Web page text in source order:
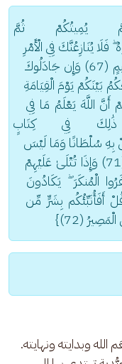
يُمِيتُكُمْ
يُنَازِعُنَّكَ فِي الْأَمْرِ
ۚ وَادْعُ إِلَىٰ رَبِّكَ ۖ إِنَّكَ لَعَلَىٰ هُدًى مُّسْتَقِيمٍ (67) وَإِن جَادَلُوكَ
تَعْمَلُونَ (68) اللَّهُ يَحْكُمُ بَيْنَكُمْ يَوْمَ الْقِيَامَةِ
(69) أَلَمْ تَعْلَمْ أَنَّ اللَّهَ يَعْلَمُ مَا فِي
ذَٰلِكَ فِي
بِهِ سُلْطَانًا وَمَا لَيْسَ
لَهُم بِهِ عِلْمٌ ۗ وَمَا لِلظَّالِمِينَ مِن نَّصِيرٍ (71) وَإِذَا تُتْلَىٰ عَلَيْهِمْ
الْمُنكَرَ ۖ يَكَادُونَ
أَفَأُنَبِّئُكُم بِشَرٍّ مِّن
(72)}
وبدايته ونهايته.